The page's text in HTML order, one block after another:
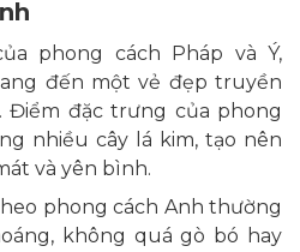
phong cách Pháp và Ý,
đến một vẻ đẹp truyền
Điểm đặc trưng của phong
nhiều cây lá kim, tạo nên
và yên bình.
phong cách Anh thường
không quá gò bó hay